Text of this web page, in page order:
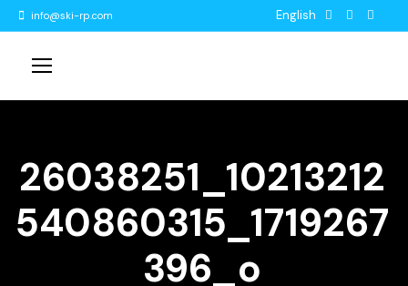
info@ski-rp.com English
26038251_10213212
540860315_1719267
396_o